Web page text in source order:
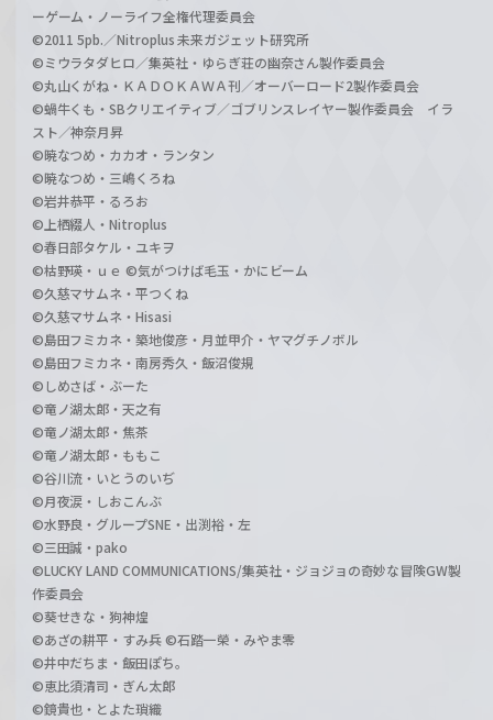
ーゲーム・ノーライフ全権代理委員会
©2011 5pb.／Nitroplus 未来ガジェット研究所
©ミウラタダヒロ／集英社・ゆらぎ荘の幽奈さん製作委員会
©丸山くがね・ＫＡＤＯＫＡＷＡ刊／オーバーロード2製作委員会
©蝸牛くも・SBクリエイティブ／ゴブリンスレイヤー製作委員会 イラ
スト／神奈月昇
©暁なつめ・カカオ・ランタン
©暁なつめ・三嶋くろね
©岩井恭平・るろお
©上栖綴人・Nitroplus
©春日部タケル・ユキヲ
©枯野瑛・ｕｅ ©気がつけば毛玉・かにビーム
©久慈マサムネ・平つくね
©久慈マサムネ・Hisasi
©島田フミカネ・築地俊彦・月並甲介・ヤマグチノボル
©島田フミカネ・南房秀久・飯沼俊規
©しめさば・ぶーた
©竜ノ湖太郎・天之有
©竜ノ湖太郎・焦茶
©竜ノ湖太郎・ももこ
©谷川流・いとうのいぢ
©月夜涙・しおこんぶ
©水野良・グループSNE・出渕裕・左
©三田誠・pako
©LUCKY LAND COMMUNICATIONS/集英社・ジョジョの奇妙な冒険GW製
作委員会
©葵せきな・狗神煌
©あざの耕平・すみ兵 ©石踏一榮・みやま零
©井中だちま・飯田ぽち。
©恵比須清司・ぎん太郎
©鏡貴也・とよた瑣織